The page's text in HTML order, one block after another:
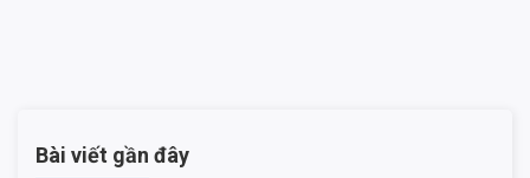
Bài viết gần đây